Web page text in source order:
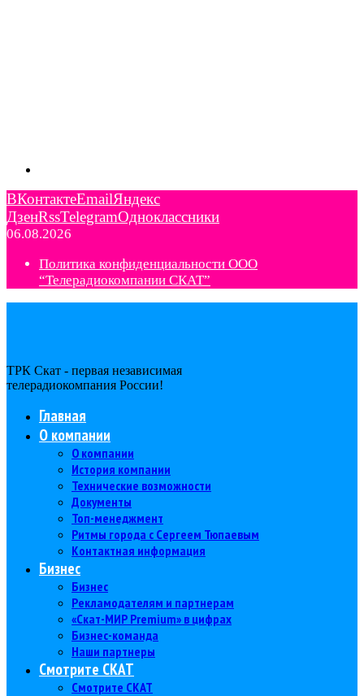
ВКонтактеEmailЯндекс
ДзенRssTelegramОдноклассники
06.08.2026
Политика конфиденциальности ООО
“Телерадиокомпании СКАТ”
ТРК Скат - первая независимая
телерадиокомпания Роcсии!
Главная
О компании
О компании
История компании
Технические возможности
Документы
Топ-менеджмент
Ритмы города с Сергеем Тюпаевым
Контактная информация
Бизнес
Бизнес
Рекламодателям и партнерам
«Скат-МИР Premium» в цифрах
Бизнес-команда
Наши партнеры
Смотрите СКАТ
Смотрите СКАТ